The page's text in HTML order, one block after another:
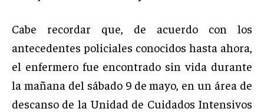
Cabe recordar que, de acuerdo con los
antecedentes policiales conocidos hasta ahora,
el enfermero fue encontrado sin vida durante
la mañana del sábado 9 de mayo, en un área de
descanso de la Unidad de Cuidados Intensivos